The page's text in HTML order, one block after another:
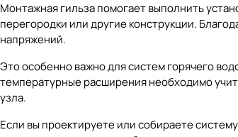
Монтажная гильза помогает выполнить
перегородки или другие конструкции.
напряжений.
Это особенно важно для систем горячего
температурные расширения необходимо
узла.
Если вы проектируете или собираете